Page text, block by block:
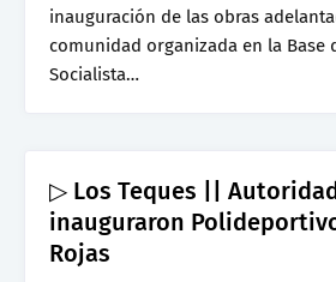
inauguración de las obras
comunidad organizada en la Base
Socialista…
▷ Los Teques ||
inauguraron
Rojas